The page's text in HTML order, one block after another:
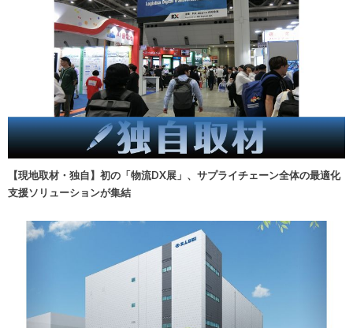
【現地取材・独自】初の「物流DX展」、サプライチェーン全体の最適化
支援ソリューションが集結